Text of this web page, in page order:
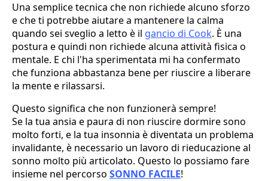
Una semplice tecnica che non richiede alcuno sforzo
e che ti potrebbe aiutare a mantenere la calma
quando sei sveglio a letto è il gancio di Cook. È una
postura e quindi non richiede alcuna attività fisica o
mentale. E chi l'ha sperimentata mi ha confermato
che funziona abbastanza bene per riuscire a liberare
la mente e rilassarsi.
Questo significa che non funzionerà sempre!
Se la tua ansia e paura di non riuscire dormire sono
molto forti, e la tua insonnia è diventata un problema
invalidante, è necessario un lavoro di rieducazione al
sonno molto più articolato. Questo lo possiamo fare
insieme nel percorso SONNO FACILE!